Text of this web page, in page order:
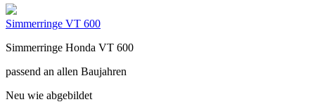
Simmerringe VT 600
Simmerringe Honda VT 600
passend an allen Baujahren
Neu wie abgebildet